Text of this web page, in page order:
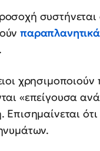
συστήνεται
παραπλανητικά
«επείγουσα
Επισημαίνεται